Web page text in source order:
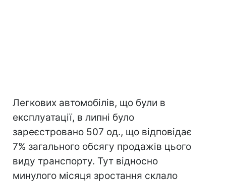
Легкових автомобілів, що були в
експлуатації, в липні було
зареєстровано 507 од., що відповідає
7% загального обсягу продажів цього
виду транспорту. Тут відносно
минулого місяця зростання склало